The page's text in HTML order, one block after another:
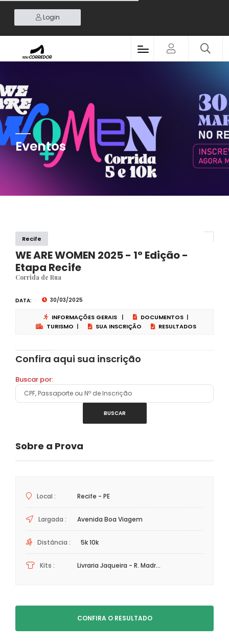
Login
Eventos
Recife
WE ARE WOMEN 2025 - 1° Edição -
Etapa Recife
Corrida de Rua
DATA: 30/03/2025
INFORMAÇÕES GERAIS | DOCUMENTOS |
TURISMO | SUA INSCRIÇÃO RESULTADOS
Confira aqui sua inscrição
Buscar por:
BUSCAR
Sobre a Prova
Local : Recife - PE
Largada : Avenida Boa Viagem
Distância : 5k 10k
Kits : Livraria Jaqueira - R. Madr...
CONFIRA O RESULTADO